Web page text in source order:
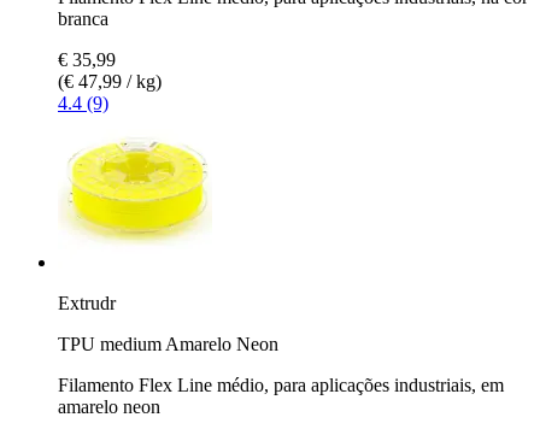
branca
€ 35,99
(€ 47,99 / kg)
4.4 (9)
Extrudr
TPU medium Amarelo Neon
Filamento Flex Line médio, para aplicações industriais, em
amarelo neon